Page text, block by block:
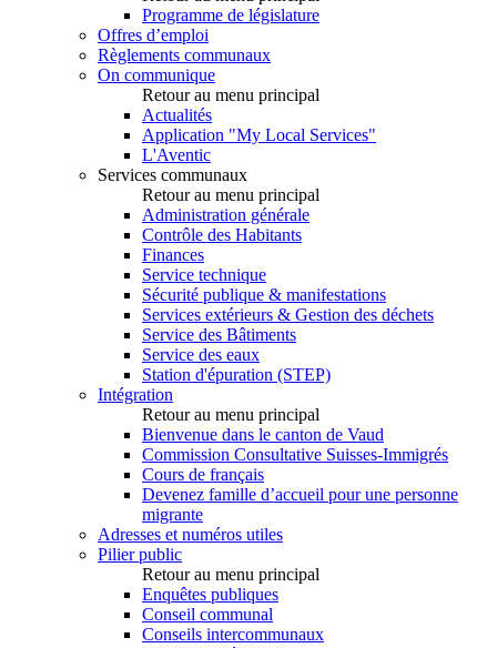
Programme de législature
Offres d’emploi
Règlements communaux
On communique
Retour au menu principal
Actualités
Application "My Local Services"
L'Aventic
Services communaux
Retour au menu principal
Administration générale
Contrôle des Habitants
Finances
Service technique
Sécurité publique & manifestations
Services extérieurs & Gestion des déchets
Service des Bâtiments
Service des eaux
Station d'épuration (STEP)
Intégration
Retour au menu principal
Bienvenue dans le canton de Vaud
Commission Consultative Suisses-Immigrés
Cours de français
Devenez famille d’accueil pour une personne
migrante
Adresses et numéros utiles
Pilier public
Retour au menu principal
Enquêtes publiques
Conseil communal
Conseils intercommunaux